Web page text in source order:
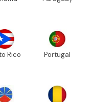
Rico Portugal